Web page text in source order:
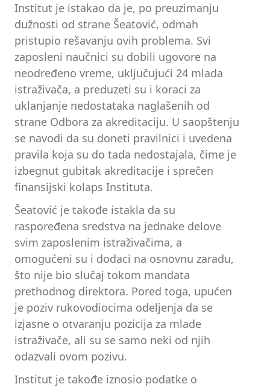
Institut je istakao da je, po preuzimanju
dužnosti od strane Šeatović, odmah
pristupio rešavanju ovih problema. Svi
zaposleni naučnici su dobili ugovore na
neodređeno vreme, uključujući 24 mlada
istraživača, a preduzeti su i koraci za
uklanjanje nedostataka naglašenih od
strane Odbora za akreditaciju. U saopštenju
se navodi da su doneti pravilnici i uvedena
pravila koja su do tada nedostajala, čime je
izbegnut gubitak akreditacije i sprečen
finansijski kolaps Instituta.
Šeatović je takođe istakla da su
raspoređena sredstva na jednake delove
svim zaposlenim istraživačima, a
omogućeni su i dodaci na osnovnu zaradu,
što nije bio slučaj tokom mandata
prethodnog direktora. Pored toga, upućen
je poziv rukovodiocima odeljenja da se
izjasne o otvaranju pozicija za mlade
istraživače, ali su se samo neki od njih
odazvali ovom pozivu.
Institut je takođe iznosio podatke o